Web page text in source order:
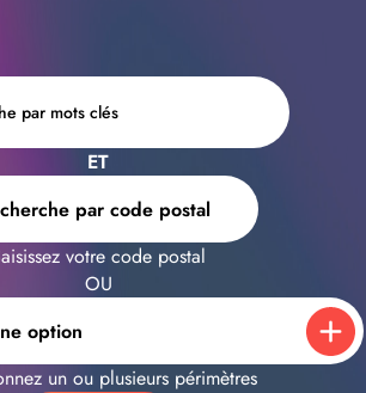
ET
par code postal
votre code postal
OU
option
un ou plusieurs périmètres